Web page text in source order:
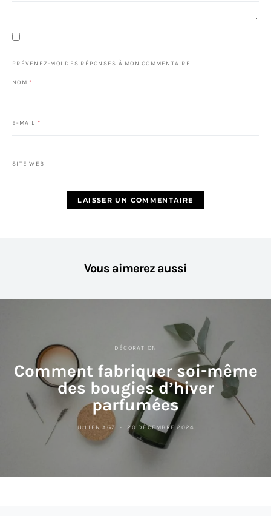
PRÉVENEZ-MOI DES RÉPONSES À MON COMMENTAIRE
NOM *
E-MAIL *
SITE WEB
Vous aimerez aussi
DÉCORATION
Comment fabriquer soi-même
des bougies d’hiver
parfumées
JULIEN AGZ 20 DÉCEMBRE 2024